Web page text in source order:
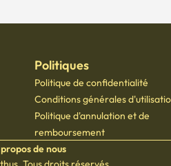
Conditions générales d'utilisation
Politique d'annulation et de
remboursement
propos de nous
Tous droits réservés
86 - 01724·PDG Oh Jung Hoon
: 2023 - Seoul jongno - 1113